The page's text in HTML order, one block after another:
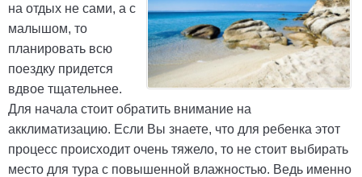
на отдых не сами, а с
малышом, то
планировать всю
поездку придется
вдвое тщательнее.
Для начала стоит обратить внимание на
акклиматизацию. Если Вы знаете, что для ребенка этот
процесс происходит очень тяжело, то не стоит выбирать
место для тура с повышенной влажностью. Ведь именно